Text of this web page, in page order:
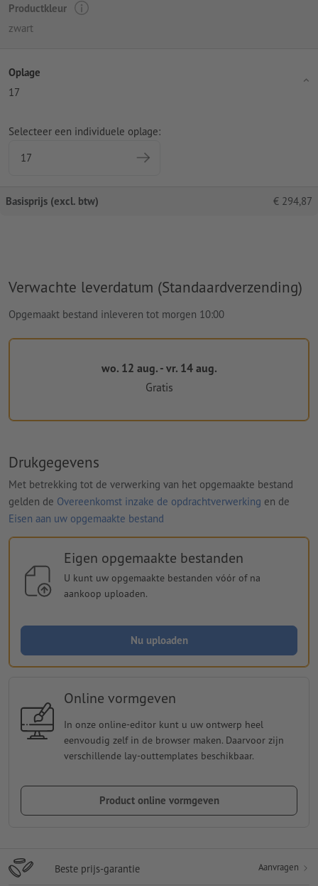
Productkleur
zwart
Oplage
17
Selecteer een individuele oplage:
Basisprijs (excl. btw) € 294,87
Verwachte leverdatum (Standaardverzending)
Opgemaakt bestand inleveren tot morgen 10:00
wo. 12 aug. - vr. 14 aug.
Gratis
Drukgegevens
Met betrekking tot de verwerking van het opgemaakte bestand
gelden de Overeenkomst inzake de opdrachtverwerking en de
Eisen aan uw opgemaakte bestand
Eigen opgemaakte bestanden
U kunt uw opgemaakte bestanden vóór of na
aankoop uploaden.
Nu uploaden
Online vormgeven
In onze online-editor kunt u uw ontwerp heel
eenvoudig zelf in de browser maken. Daarvoor zijn
verschillende lay-outtemplates beschikbaar.
Product online vormgeven
Beste prijs-garantie Aanvragen